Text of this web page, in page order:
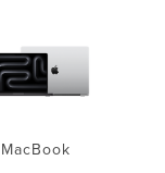
MacBook